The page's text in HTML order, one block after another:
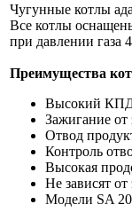
Чугунные котлы
Все котлы
при давлении газа
Преимущества
Высокий
Зажигание от
Отвод
Контроль
Высокая
Не зависят от
Модели SA